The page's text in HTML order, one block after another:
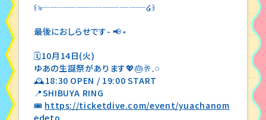
꒰ঌ┈┈┈┈┈┈┈┈┈┈┈┈໒꒱
最後におしらせです- 📢⋆
🗓10月14日(火)
ゆあの生誕祭があります💖🎂🥂𓈒𓏸
🕰18:30 OPEN / 19:00 START
📍SHIBUYA RING
🎟 https://ticketdive.com/event/yuachanom
edeto